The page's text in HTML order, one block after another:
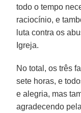
todo o tempo
raciocínio, e
luta contra os
Igreja.
No total, os três
sete horas, e
e alegria, mas
agradecendo